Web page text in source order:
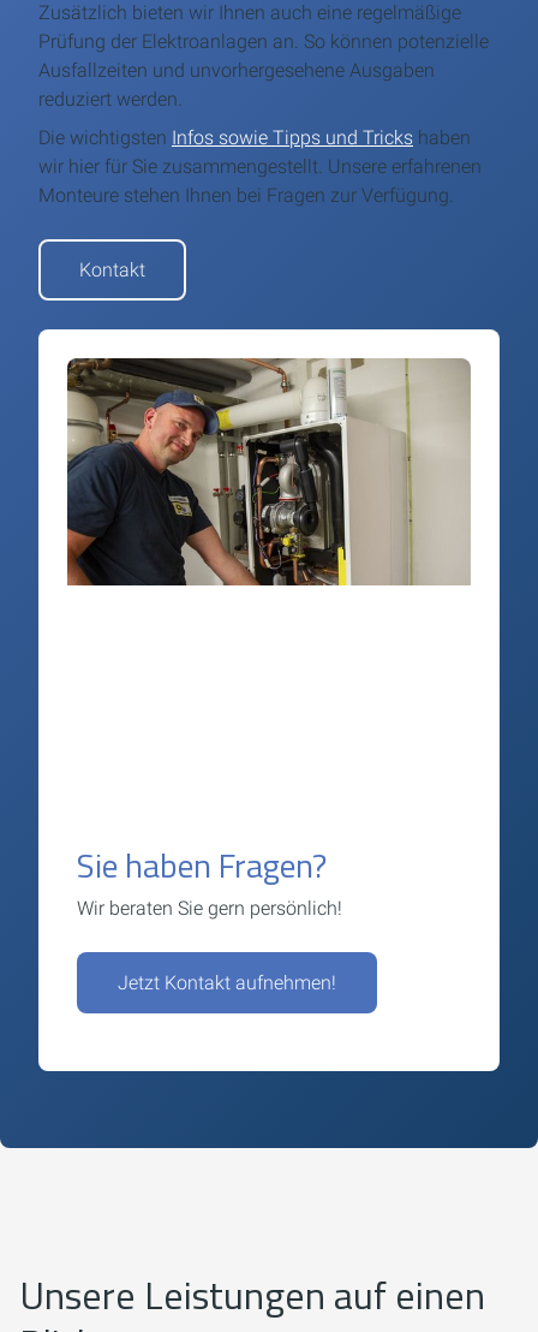
Zusätzlich bieten wir Ihnen auch eine regelmäßige
Prüfung der Elektroanlagen an. So können potenzielle
Ausfallzeiten und unvorhergesehene Ausgaben
reduziert werden.
Die wichtigsten Infos sowie Tipps und Tricks haben
wir hier für Sie zusammengestellt. Unsere erfahrenen
Monteure stehen Ihnen bei Fragen zur Verfügung.
Kontakt
Sie haben Fragen?
Wir beraten Sie gern persönlich!
Jetzt Kontakt aufnehmen!
Unsere Leistungen auf einen